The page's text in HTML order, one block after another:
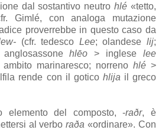
dal sostantivo neutrohlé «tetto,
Gimlé, con analoga mutazione
proverrebbe in questo caso da
(cfr. tedesco Lee; olandeselij;
anglosassonehlēo> ingleselee
marinaresco; norreno hlé >
rende con il gotico hlija il greco
elemento del composto, -raðr, è
al verboraða«ordinare». Con